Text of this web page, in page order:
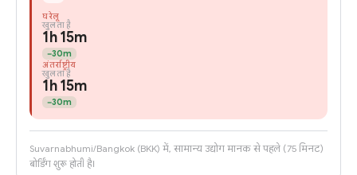
घरेलू
खुलता है
1h 15m
−30m
अंतर्राष्ट्रीय
खुलता है
1h 15m
−30m
Suvarnabhumi/Bangkok (BKK) में, सामान्य उद्योग मानक से पहले (75 मिनट)
बोर्डिंग शुरू होती है।